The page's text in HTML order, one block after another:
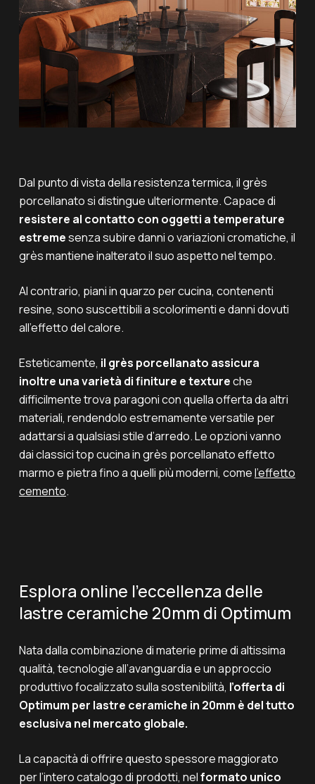
Dal punto di vista della resistenza termica, il grès
porcellanato si distingue ulteriormente. Capace di
resistere al contatto con oggetti a temperature
estremesenza subire danni o variazioni cromatiche, il
grès mantiene inalterato il suo aspetto nel tempo.
Al contrario, piani in quarzo per cucina, contenenti
resine, sono suscettibili a scolorimenti e danni dovuti
all’effetto del calore.
Esteticamente, il grès porcellanato assicura
inoltre una varietà di finiture e textureche
difficilmente trova paragoni con quella offerta da altri
materiali, rendendolo estremamente versatile per
adattarsi a qualsiasi stile d’arredo. Le opzioni vanno
dai classici top cucina in grès porcellanato effetto
marmo e pietra fino a quelli più moderni, comel’effetto
cemento.
Esplora online l’eccellenza delle
lastre ceramiche 20mm di Optimum
Nata dalla combinazione di materie prime di altissima
qualità, tecnologie all’avanguardia e un approccio
produttivo focalizzato sulla sostenibilità, l’offerta di
Optimum per lastre ceramiche in 20mm è del tutto
esclusiva nel mercato globale.
La capacità di offrire questo spessore maggiorato
per l’intero catalogo di prodotti, nelformato unico